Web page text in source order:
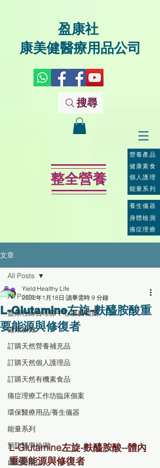
盈康社
康美健醫療用品公司
搜尋
整全營養
營養產品
個人護理
能量系列
健康素食
養生儀器
身體檢測
痛症理療
文章
All Posts
盈康社綜合理療中心服務範圍
健康新知
訂購天然營養補充品
訂購天然個人護理品
訂購天然有機素食品
痛症理療工作坊臨床個案
環保醫療用品/養生儀器
能量系列
預防醫學檢測
自然醫學
All Posts
L-Glutamine左旋-麩醯胺酸重
要能源與修復者
Yield Healthy Life
2022年1月18日 讀畢需時 9 分鐘
L-Glutamine左旋-麩醯胺酸--體內
重要能源與修復者